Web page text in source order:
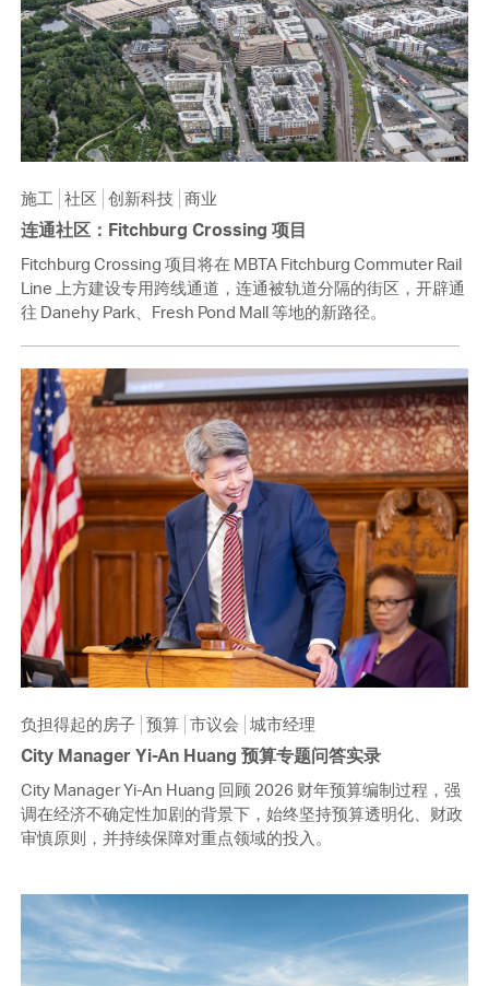
施工 社区 创新科技 商业
连通社区：Fitchburg Crossing 项目
Fitchburg Crossing 项目将在 MBTA Fitchburg Commuter Rail
Line 上方建设专用跨线通道，连通被轨道分隔的街区，开辟通
往 Danehy Park、Fresh Pond Mall 等地的新路径。
负担得起的房子 预算 市议会 城市经理
City Manager Yi-An Huang 预算专题问答实录
City Manager Yi-An Huang 回顾 2026 财年预算编制过程，强
调在经济不确定性加剧的背景下，始终坚持预算透明化、财政
审慎原则，并持续保障对重点领域的投入。